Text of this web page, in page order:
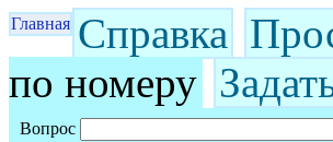
Главная Справка
по номеру
Вопрос